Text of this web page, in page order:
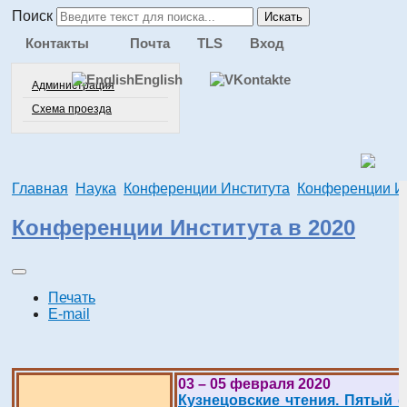
Поиск Искать
Контакты
Администрация
Схема проезда
Почта TLS Вход
English
Главная Наука Конференции Института Конференции
Конференции Института в 2020
Печать
E-mail
03 – 05 февраля 2020
Кузнецовские чтения. Пятый